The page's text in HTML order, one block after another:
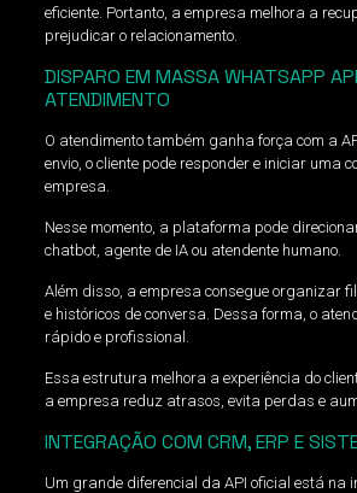
eficiente. Portanto, a empresa melhora a
prejudicar o relacionamento.
DISPARO EM MASSA WHATSAPP
ATENDIMENTO
O atendimento também ganha força com a
envio, o cliente pode responder e iniciar uma
empresa.
Nesse momento, a plataforma pode
chatbot, agente de IA ou atendente humano.
Além disso, a empresa consegue organizar
e históricos de conversa. Dessa forma, o
rápido e profissional.
Essa estrutura melhora a experiência do
a empresa reduz atrasos, evita perdas e
INTEGRAÇÃO COM CRM, ERP E
Um grande diferencial da API oficial está na